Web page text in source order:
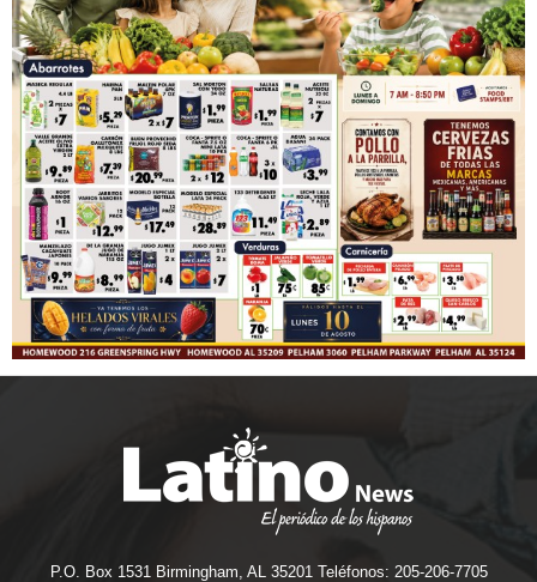
P.O. Box 1531 Birmingham, AL 35201 Teléfonos: 205-206-7705